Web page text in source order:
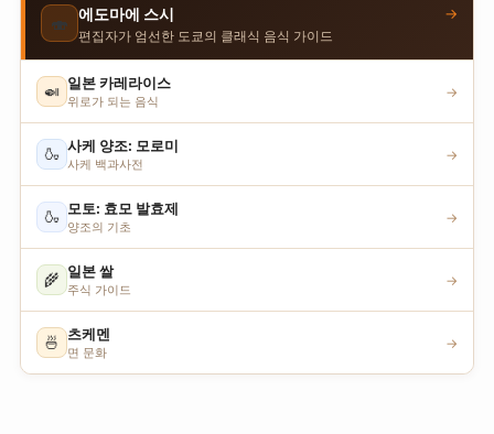
🍣 에도마에 스시
편집자가 엄선한 도쿄의 클래식 음식 가이드
→
🍛 일본 카레라이스
위로가 되는 음식
→
🍶 사케 양조: 모로미
사케 백과사전
→
🍶 모토: 효모 발효제
양조의 기초
→
🌾 일본 쌀
주식 가이드
→
🍜 츠케멘
면 문화
→